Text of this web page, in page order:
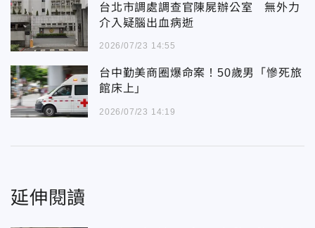
台北市調處調查官陳屍辦公室 無外力
介入疑腦出血病逝
2026/07/23 14:55
台中勤美商圈爆命案！50歲男「慘死旅
館床上」
2026/07/23 14:19
延伸閱讀